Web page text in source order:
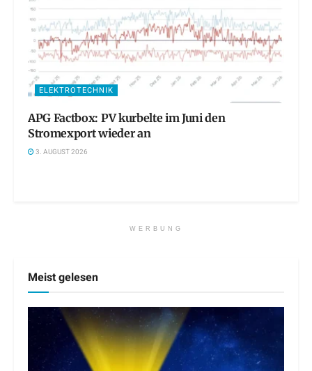
ELEKTROTECHNIK
APG Factbox: PV kurbelte im Juni den
Stromexport wieder an
3. AUGUST 2026
WERBUNG
Meist gelesen